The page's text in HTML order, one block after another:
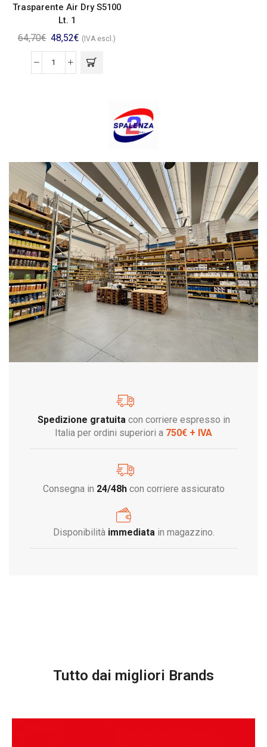
Trasparente Air Dry S5100
Lt. 1
64,70€ 48,52€ (IVA escl.)
Spedizione gratuitacon corriere espresso in
Italia per ordini superiori a 750€ + IVA
Consegna in 24/48hcon corriere assicurato
Disponibilità immediatain magazzino.
Tutto dai migliori Brands